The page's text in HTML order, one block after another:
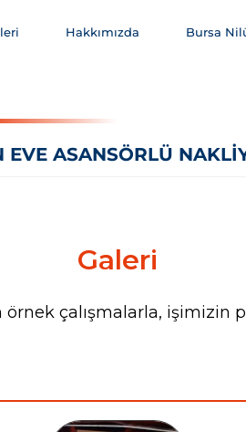
Hakkımızda Bursa
ASANSÖRLÜ
Galeri
çalışmalarla, işimizin